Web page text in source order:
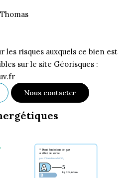
les risques auxquels ce bien est
sur le site Géorisques :
Nous contacter